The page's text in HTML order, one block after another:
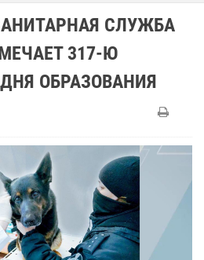
СЛУЖБА
317-Ю
ОБРАЗОВАНИЯ